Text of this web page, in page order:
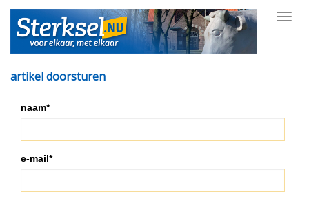
artikel doorsturen
naam*
e-mail*